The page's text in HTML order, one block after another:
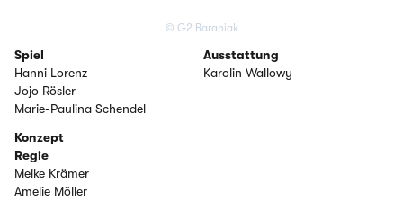
© G2 Baraniak
Spiel
Hanni Lorenz
Jojo Rösler
Marie-Paulina Schendel
Ausstattung
Karolin Wallowy
Konzept
Regie
Meike Krämer
Amelie Möller